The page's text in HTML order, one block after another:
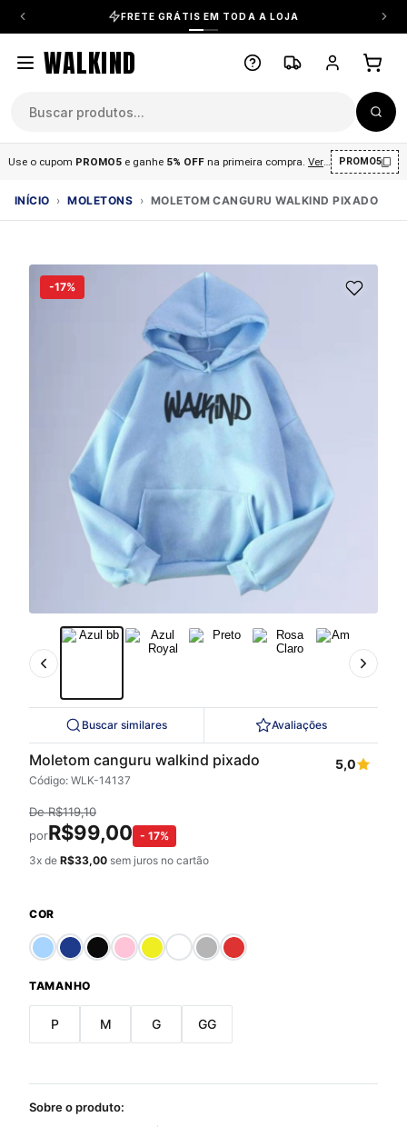
FRETE GRÁTIS EM TODA A LOJA
WALKIND
Use o cupom PROMO5 e ganhe 5% OFF na primeira compra Ver condições .
PROMO5
INÍCIO › MOLETONS › MOLETOM CANGURU WALKIND PIXADO
-17%
Buscar similares Avaliações
Moletom canguru walkind pixado
Código: WLK-14137
5,0
DeR$119,10
porR$99,00 - 17%
3x de R$33,00 sem juros no cartão
COR
TAMANHO
P M G GG
Sobre o produto: